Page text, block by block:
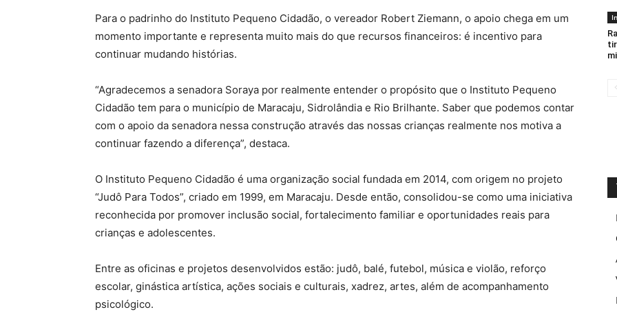
Para o padrinho do Instituto Pequeno Cidadão, o vereador Robert Ziemann, o apoio chega em um
momento importante e representa muito mais do que recursos financeiros: é incentivo para
continuar mudando histórias.
“Agradecemos a senadora Soraya por realmente entender o propósito que o Instituto Pequeno
Cidadão tem para o município de Maracaju, Sidrolândia e Rio Brilhante. Saber que podemos contar
com o apoio da senadora nessa construção através das nossas crianças realmente nos motiva a
continuar fazendo a diferença”, destaca.
O Instituto Pequeno Cidadão é uma organização social fundada em 2014, com origem no projeto
“Judô Para Todos”, criado em 1999, em Maracaju. Desde então, consolidou-se como uma iniciativa
reconhecida por promover inclusão social, fortalecimento familiar e oportunidades reais para
crianças e adolescentes.
Entre as oficinas e projetos desenvolvidos estão: judô, balé, futebol, música e violão, reforço
escolar, ginástica artística, ações sociais e culturais, xadrez, artes, além de acompanhamento
psicológico.